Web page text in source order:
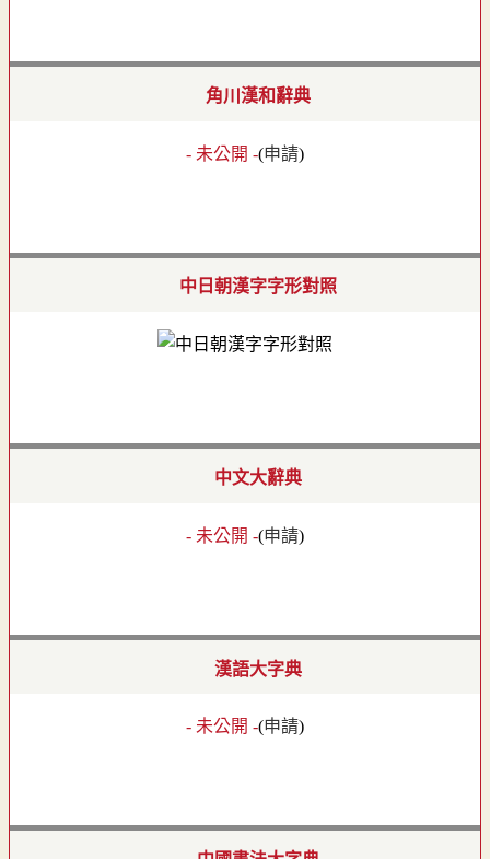
角川漢和辭典
- 未公開 -(申請)
中日朝漢字字形對照
中文大辭典
- 未公開 -(申請)
漢語大字典
- 未公開 -(申請)